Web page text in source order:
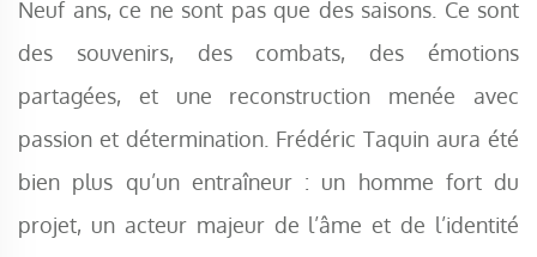
Neuf ans, ce ne sont pas que des saisons. Ce sont
des souvenirs, des combats, des émotions
partagées, et une reconstruction menée avec
passion et détermination. Frédéric Taquin aura été
bien plus qu’un entraîneur : un homme fort du
projet, un acteur majeur de l’âme et de l’identité